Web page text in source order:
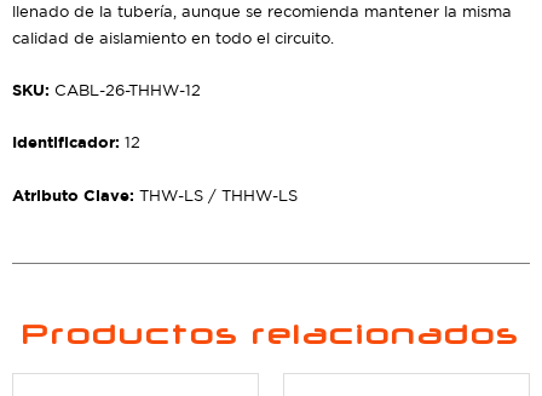
llenado de la tubería, aunque se recomienda mantener la misma
calidad de aislamiento en todo el circuito.
SKU: CABL-26-THHW-12
Identificador: 12
Atributo Clave: THW-LS / THHW-LS
Productos relacionados